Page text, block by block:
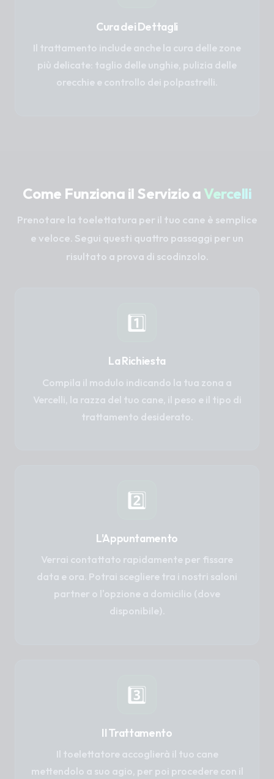
Cura dei Dettagli
Il trattamento include anche la cura delle zone
più delicate: taglio delle unghie, pulizia delle
orecchie e controllo dei polpastrelli.
Come Funziona il Servizio a Vercelli
Prenotare la toelettatura per il tuo cane è semplice
e veloce. Segui questi quattro passaggi per un
risultato a prova di scodinzolo.
1️⃣
La Richiesta
Compila il modulo indicando la tua zona a
Vercelli, la razza del tuo cane, il peso e il tipo di
trattamento desiderato.
2️⃣
L'Appuntamento
Verrai contattato rapidamente per fissare
data e ora. Potrai scegliere tra i nostri saloni
partner o l'opzione a domicilio (dove
disponibile).
3️⃣
Il Trattamento
Il toelettatore accoglierà il tuo cane
mettendolo a suo agio, per poi procedere con il